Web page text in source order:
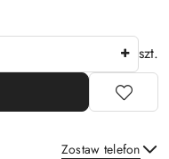
szt.
Zostaw telefon